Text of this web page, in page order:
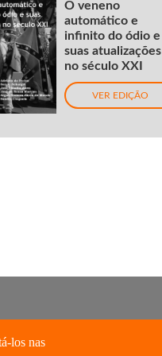
O veneno
automático e
infinito do ódio e
suas atualizações
no século XXI
VER EDIÇÃO
los nas